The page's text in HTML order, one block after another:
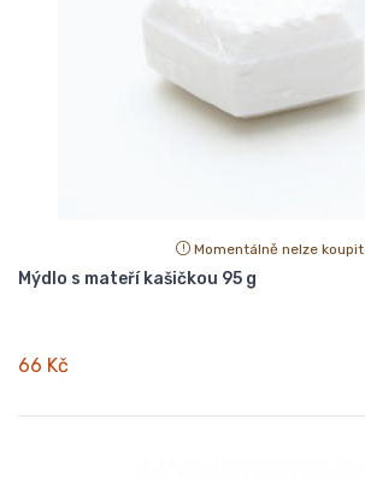
Momentálně nelze koupit
Mýdlo s mateří kašičkou 95 g
66 Kč